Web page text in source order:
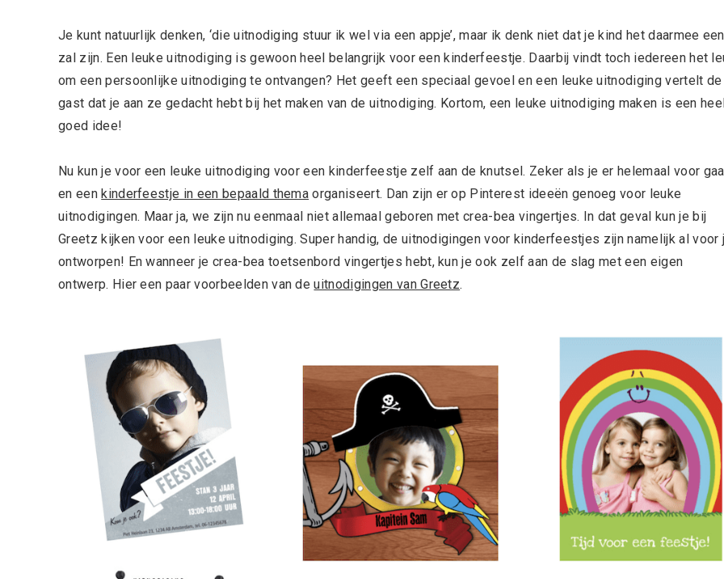
Je kunt natuurlijk denken, ‘die uitnodiging stuur ik wel via een appje’, maar ik denk niet dat je kind het daarmee
zal zijn. Een leuke uitnodiging is gewoon heel belangrijk voor een kinderfeestje. Daarbij vindt toch iedereen het
om een persoonlijke uitnodiging te ontvangen? Het geeft een speciaal gevoel en een leuke uitnodiging vertelt de
gast dat je aan ze gedacht hebt bij het maken van de uitnodiging. Kortom, een leuke uitnodiging maken is een heel
goed idee!
Nu kun je voor een leuke uitnodiging voor een kinderfeestje zelf aan de knutsel. Zeker als je er helemaal voor
en een kinderfeestje in een bepaald thema organiseert. Dan zijn er op Pinterest ideeën genoeg voor leuke
uitnodigingen. Maar ja, we zijn nu eenmaal niet allemaal geboren met crea-bea vingertjes. In dat geval kun je bij
Greetz kijken voor een leuke uitnodiging. Super handig, de uitnodigingen voor kinderfeestjes zijn namelijk al voor
ontworpen! En wanneer je crea-bea toetsenbord vingertjes hebt, kun je ook zelf aan de slag met een eigen
ontwerp. Hier een paar voorbeelden van deuitnodigingen van Greetz.